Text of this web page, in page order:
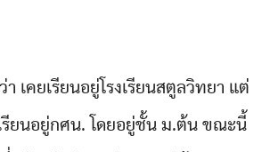
า เคยเรียนอยู่โรงเรียนสตูลวิทยา แต่
รียนอยู่กศน. โดยอยู่ชั้น ม.ต้น ขณะนี้